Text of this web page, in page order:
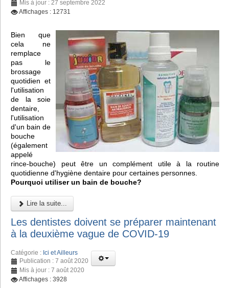
Mis à jour : 27 septembre 2022
Affichages : 12731
Bien que
cela ne
remplace
pas le
brossage
quotidien et
l'utilisation
de la soie
dentaire,
l'utilisation
d'un bain de
bouche
(également
appelé
rince-bouche) peut être un complément utile à la routine
quotidienne d'hygiène dentaire pour certaines personnes.
Pourquoi utiliser un bain de bouche?
Lire la suite...
Les dentistes doivent se préparer maintenant
à la deuxième vague de COVID-19
Catégorie : Ici et Ailleurs
Publication : 7 août 2020
Mis à jour : 7 août 2020
Affichages : 3928